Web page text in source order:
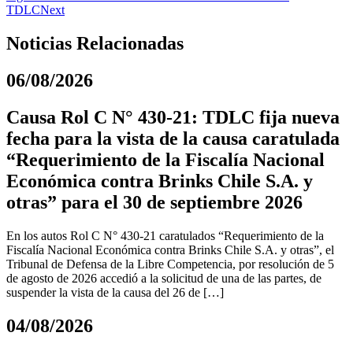
TDLCNext
Noticias Relacionadas
06/08/2026
Causa Rol C N° 430-21: TDLC fija nueva
fecha para la vista de la causa caratulada
“Requerimiento de la Fiscalía Nacional
Económica contra Brinks Chile S.A. y
otras” para el 30 de septiembre 2026
En los autos Rol C N° 430-21 caratulados “Requerimiento de la
Fiscalía Nacional Económica contra Brinks Chile S.A. y otras”, el
Tribunal de Defensa de la Libre Competencia, por resolución de 5
de agosto de 2026 accedió a la solicitud de una de las partes, de
suspender la vista de la causa del 26 de […]
04/08/2026